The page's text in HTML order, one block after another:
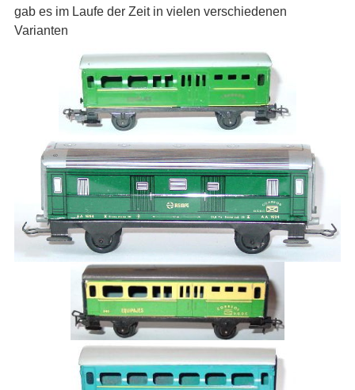
gab es im Laufe der Zeit in vielen verschiedenen
Varianten